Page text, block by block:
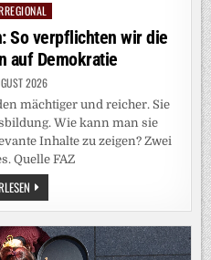
So verpflichten wir die
auf Demokratie
2026
mächtiger und reicher. Sie
Wie kann man sie
Inhalte zu zeigen? Zwei
Quelle FAZ
MACHT
DER
PLATTFORMEN:
SO
VERPFLICHTEN
WIR